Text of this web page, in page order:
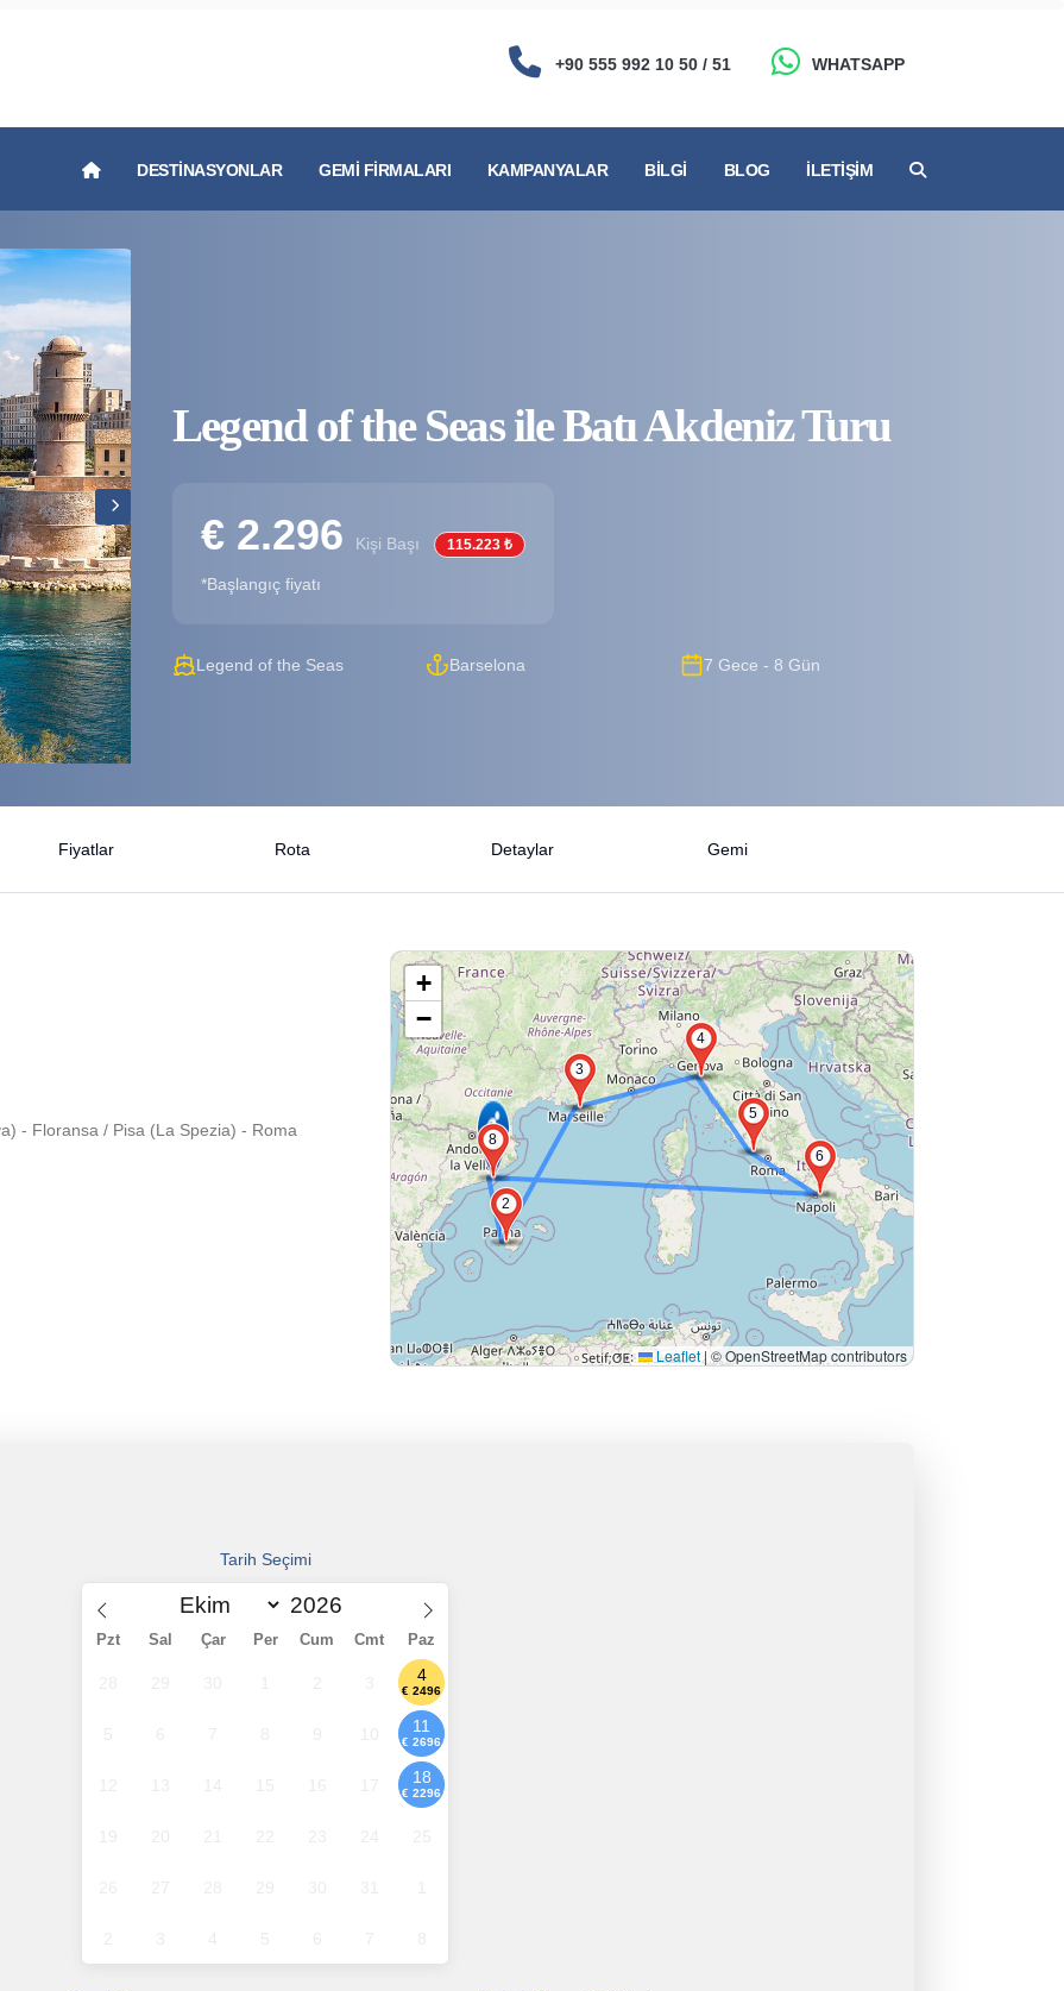
+90 555 992 10 50 / 51 WHATSAPP
DESTINASYONLAR GEMI FIRMALARI KAMPANYALAR BILGI BLOG İLETIŞIM
Legend of the Seas ile Batı Akdeniz Turu
€ 2.296 Kişi Başı 115.223 ₺
*Başlangıç fiyatı
Legend of the Seas Barselona 7 Gece - 8 Gün
Fiyatlar Rota Detaylar Gemi
- Floransa / Pisa (La Spezia) - Roma
2
3
4
5
6
8
+
−
Leaflet| © OpenStreetMap contributors
Tarih Seçimi
Pzt Sal Çar Per Cum Cmt Paz
4
€ 2496
11
€ 2696
18
€ 2296